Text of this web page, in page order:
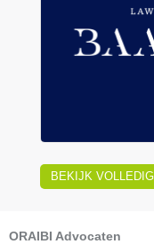
BEKIJK
ORAIBI Advocaten